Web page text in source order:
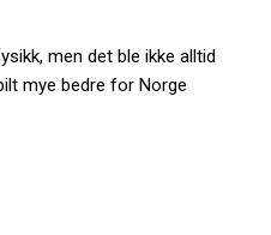
men det ble ikke alltid
mye bedre for Norge